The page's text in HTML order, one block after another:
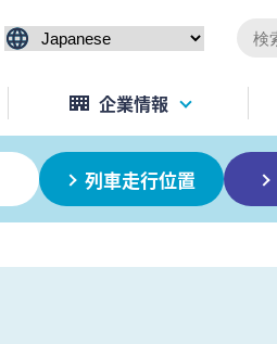
企業情報
列車走行位置